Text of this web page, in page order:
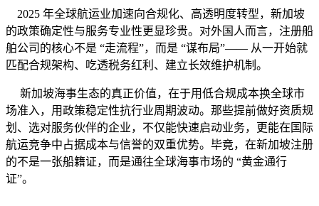
2025 年全球航运业加速向合规化、高透明度转型，新加坡
的政策确定性与服务专业性更显珍贵。对外国人而言，注册船
舶公司的核心不是 “走流程”，而是 “谋布局”—— 从一开始就
匹配合规架构、吃透税务红利、建立长效维护机制。
新加坡海事生态的真正价值，在于用低合规成本换全球市
场准入，用政策稳定性抗行业周期波动。那些提前做好资质规
划、选对服务伙伴的企业，不仅能快速启动业务，更能在国际
航运竞争中占据成本与信誉的双重优势。毕竟，在新加坡注册
的不是一张船籍证，而是通往全球海事市场的 “黄金通行
证”。